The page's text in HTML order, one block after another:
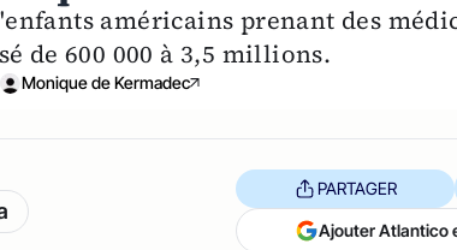
américains prenant des
de 600 000 à 3,5 millions.
Monique de Kermadec
PARTAGER
Ajouter Atlantico